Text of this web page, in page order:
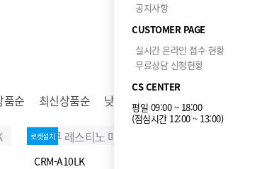
품순 최신상품순 낮은가격순 높은가격순
로켓설치
CRM-A10LK
공지사항
CUSTOMER PAGE
실시간 온라인 접수 현황
무료상담 신청현황
CS CENTER
평일 09:00 ~ 18:00
(점심시간 12:00 ~ 13:00)